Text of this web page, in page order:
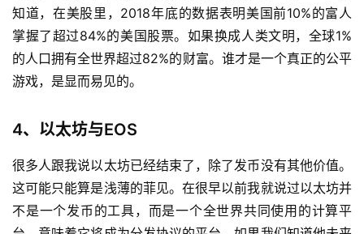
知道，在美股里，2018年底的数据表明美国前10%的富人
掌握了超过84%的美国股票。如果换成人类文明，全球1%
的人口拥有全世界超过82%的财富。谁才是一个真正的公平
游戏，是显而易见的。
4、以太坊与EOS
很多人跟我说以太坊已经结束了，除了发币没有其他价值。
这可能只能算是浅薄的菲见。在很早以前我就说过以太坊并
不是一个发币的工具，而是一个全世界共同使用的计算平